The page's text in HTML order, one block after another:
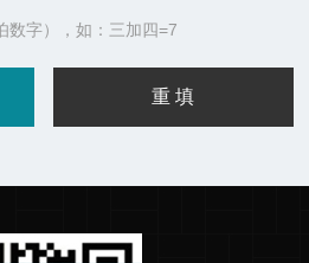
数字），如：三加四=7